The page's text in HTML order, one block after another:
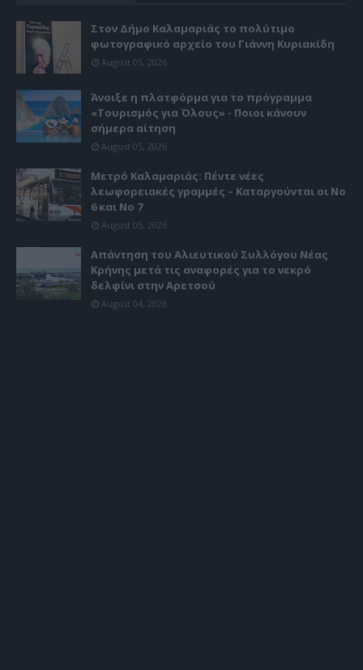
Στον Δήμο Καλαμαριάς το πολύτιμο
φωτογραφικό αρχείο του Γιάννη Κυριακίδη
August 05, 2026
Άνοιξε η πλατφόρμα για το πρόγραμμα
«Τουρισμός για Όλους» - Ποιοι κάνουν
σήμερα αίτηση
August 05, 2026
Μετρό Καλαμαριάς: Πέντε νέες
λεωφορειακές γραμμές – Καταργούνται οι Νο
6 και Νο 7
August 05, 2026
Απάντηση του Αλιευτικού Συλλόγου Νέας
Κρήνης μετά τις αναφορές για το νεκρό
δελφίνι στην Αρετσού
August 04, 2026